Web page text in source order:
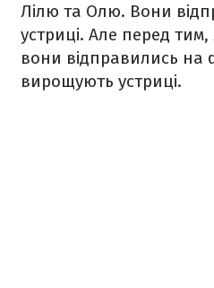
Лілю та Олю. Вони
устриці. Але перед
вони відправились на
вирощують устриці.